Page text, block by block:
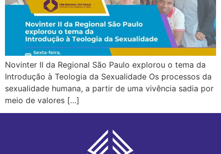
Novinter II da Regional São Paulo explorou o tema da
Introdução à Teologia da Sexualidade Os processos da
sexualidade humana, a partir de uma vivência sadia por
meio de valores […]